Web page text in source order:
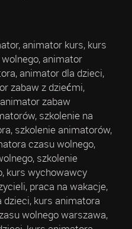
animator kurs, kurs
animator
animator dla dzieci,
zabaw z dziećmi,
zabaw
szkolenie na
szkolenie animatorów,
czasu wolnego,
szkolenie
kurs wychowawcy
praca na wakacje,
dzieci, kurs animatora
wolnego warszawa,